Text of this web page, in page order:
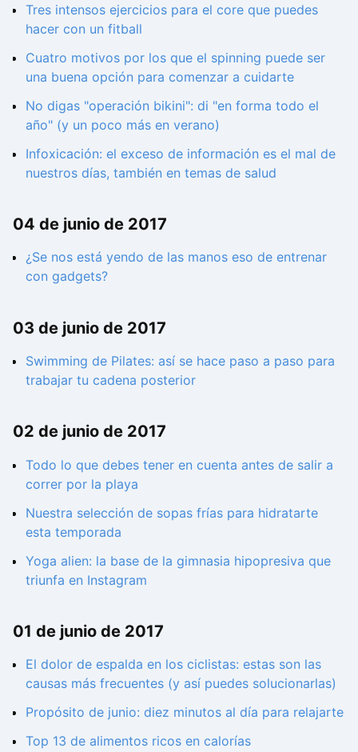
Tres intensos ejercicios para el core que puedes
hacer con un fitball
Cuatro motivos por los que el spinning puede ser
una buena opción para comenzar a cuidarte
No digas "operación bikini": di "en forma todo el
año" (y un poco más en verano)
Infoxicación: el exceso de información es el mal de
nuestros días, también en temas de salud
04 de junio de 2017
¿Se nos está yendo de las manos eso de entrenar
con gadgets?
03 de junio de 2017
Swimming de Pilates: así se hace paso a paso para
trabajar tu cadena posterior
02 de junio de 2017
Todo lo que debes tener en cuenta antes de salir a
correr por la playa
Nuestra selección de sopas frías para hidratarte
esta temporada
Yoga alien: la base de la gimnasia hipopresiva que
triunfa en Instagram
01 de junio de 2017
El dolor de espalda en los ciclistas: estas son las
causas más frecuentes (y así puedes solucionarlas)
Propósito de junio: diez minutos al día para relajarte
Top 13 de alimentos ricos en calorías